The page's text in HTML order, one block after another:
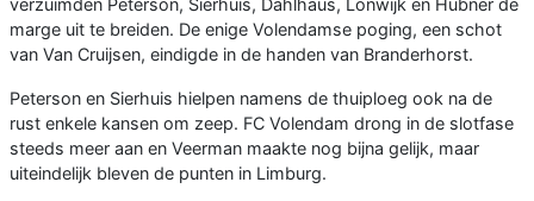
verzuimden Peterson, Sierhuis, Dahlhaus, Lonwijk en Hubner de
marge uit te breiden. De enige Volendamse poging, een schot
van Van Cruijsen, eindigde in de handen van Branderhorst.
Peterson en Sierhuis hielpen namens de thuiploeg ook na de
rust enkele kansen om zeep. FC Volendam drong in de slotfase
steeds meer aan en Veerman maakte nog bijna gelijk, maar
uiteindelijk bleven de punten in Limburg.